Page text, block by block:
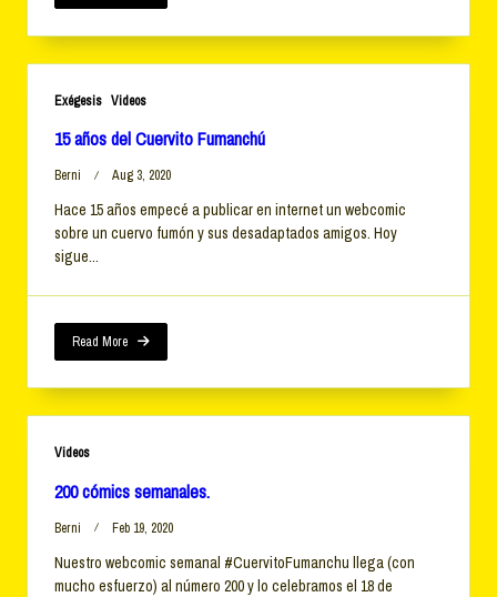
Exégesis Videos
15 años del Cuervito Fumanchú
Berni Aug 3, 2020
Hace 15 años empecé a publicar en internet un webcomic
sobre un cuervo fumón y sus desadaptados amigos. Hoy
sigue...
Read More
Videos
200 cómics semanales.
Berni Feb 19, 2020
Nuestro webcomic semanal #CuervitoFumanchu llega (con
mucho esfuerzo) al número 200 y lo celebramos el 18 de